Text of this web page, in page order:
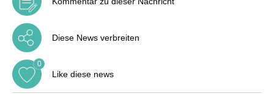
Diese News verbreiten
Like diese news
0